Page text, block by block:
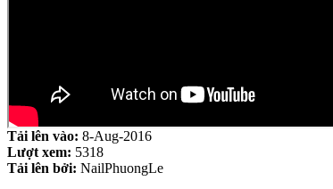
Tải lên vào: 8-Aug-2016
Lượt xem: 5318
Tải lên bởi: NailPhuongLe